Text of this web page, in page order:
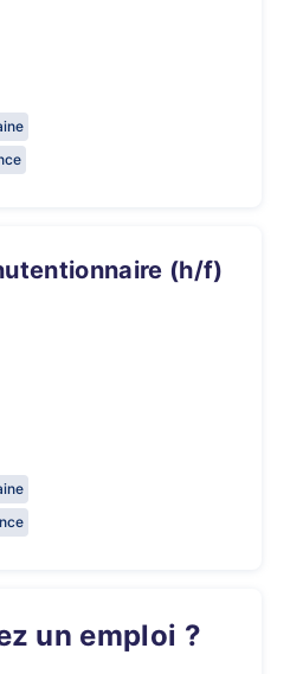
(h/f)
un emploi ?